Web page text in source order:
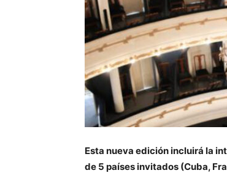
Esta nueva edición incluirá la
de 5 países invitados (Cuba,